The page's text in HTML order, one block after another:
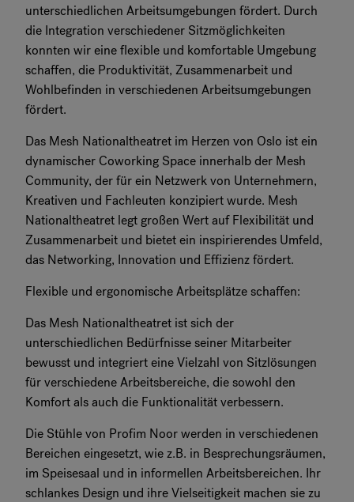
unterschiedlichen Arbeitsumgebungen fördert. Durch
die Integration verschiedener Sitzmöglichkeiten
konnten wir eine flexible und komfortable Umgebung
schaffen, die Produktivität, Zusammenarbeit und
Wohlbefinden in verschiedenen Arbeitsumgebungen
fördert.
Das Mesh Nationaltheatret im Herzen von Oslo ist ein
dynamischer Coworking Space innerhalb der Mesh
Community, der für ein Netzwerk von Unternehmern,
Kreativen und Fachleuten konzipiert wurde. Mesh
Nationaltheatret legt großen Wert auf Flexibilität und
Zusammenarbeit und bietet ein inspirierendes Umfeld,
das Networking, Innovation und Effizienz fördert.
Flexible und ergonomische Arbeitsplätze schaffen:
Das Mesh Nationaltheatret ist sich der
unterschiedlichen Bedürfnisse seiner Mitarbeiter
bewusst und integriert eine Vielzahl von Sitzlösungen
für verschiedene Arbeitsbereiche, die sowohl den
Komfort als auch die Funktionalität verbessern.
Die Stühle von Profim Noor werden in verschiedenen
Bereichen eingesetzt, wie z.B. in Besprechungsräumen,
im Speisesaal und in informellen Arbeitsbereichen. Ihr
schlankes Design und ihre Vielseitigkeit machen sie zu